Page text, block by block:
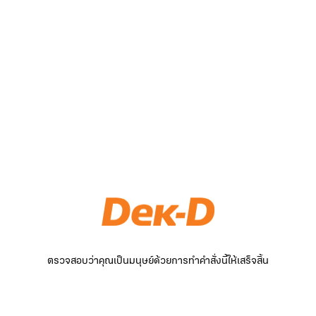
ตรวจสอบว่าคุณเป็นมนุษย์ด้วยการทำคำสั่งนี้ให้เสร็จสิ้น